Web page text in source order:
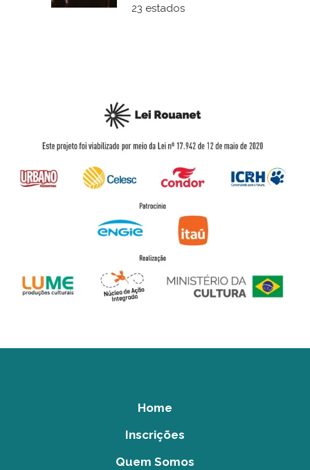
23 estados
Home
Inscrições
Quem Somos